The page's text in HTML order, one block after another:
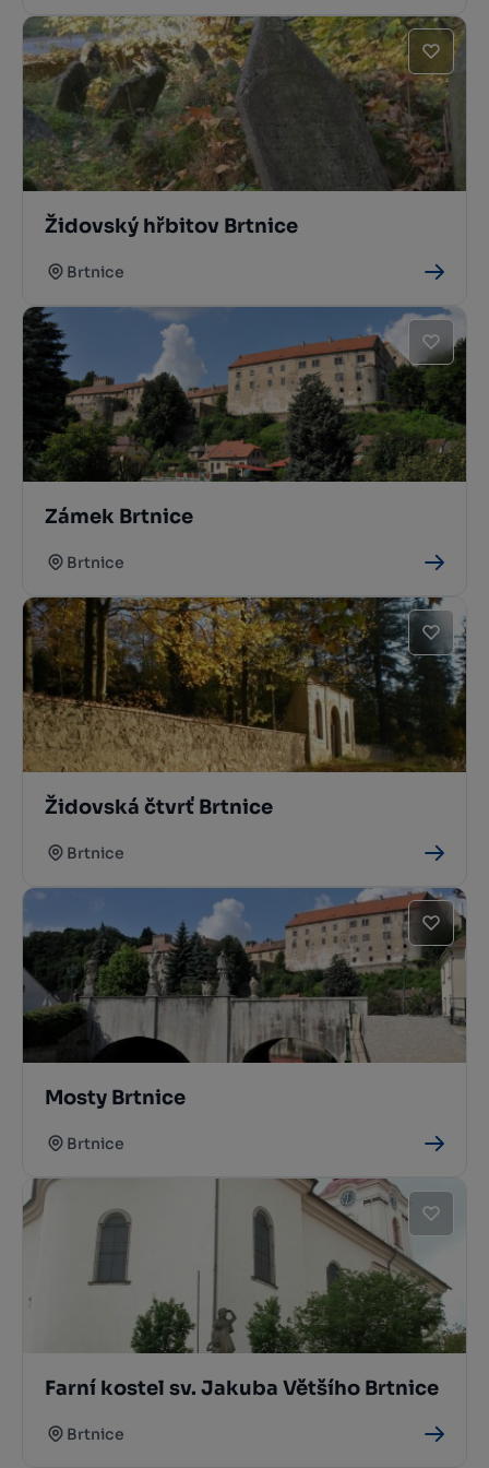
Židovský hřbitov Brtnice
Brtnice
Zámek Brtnice
Brtnice
Židovská čtvrť Brtnice
Brtnice
Mosty Brtnice
Brtnice
Farní kostel sv. Jakuba Většího Brtnice
Brtnice